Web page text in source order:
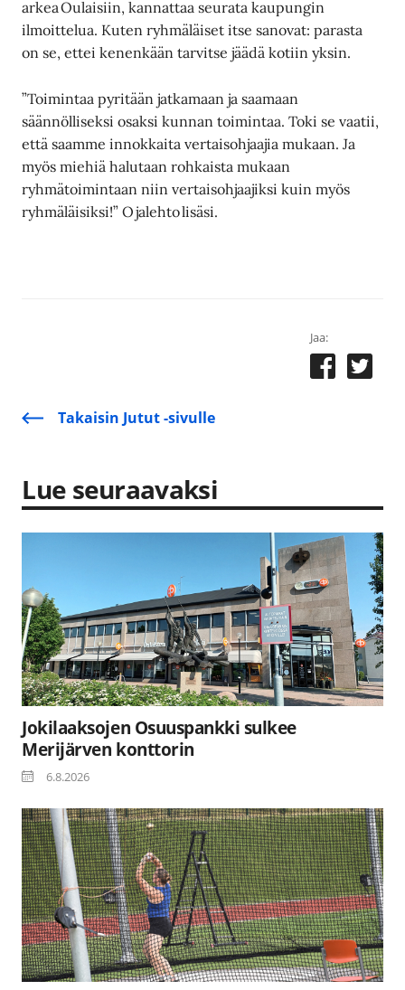
arkea Oulaisiin, kannattaa seurata kaupungin
ilmoittelua. Kuten ryhmäläiset itse sanovat: parasta
on se, ettei kenenkään tarvitse jäädä kotiin yksin.
”Toimintaa pyritään jatkamaan ja saamaan
säännölliseksi osaksi kunnan toimintaa. Toki se vaatii,
että saamme innokkaita vertaisohjaajia mukaan. Ja
myös miehiä halutaan rohkaista mukaan
ryhmätoimintaan niin vertaisohjaajiksi kuin myös
ryhmäläisiksi!” Ojalehto lisäsi.
Jaa:
Takaisin Jutut -sivulle
Lue seuraavaksi
Jokilaaksojen Osuuspankki sulkee
Merijärven konttorin
6.8.2026